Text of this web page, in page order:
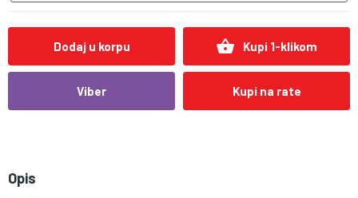
Dodaj u korpu shopping_basket Kupi 1-klikom
Viber Kupi na rate
Opis